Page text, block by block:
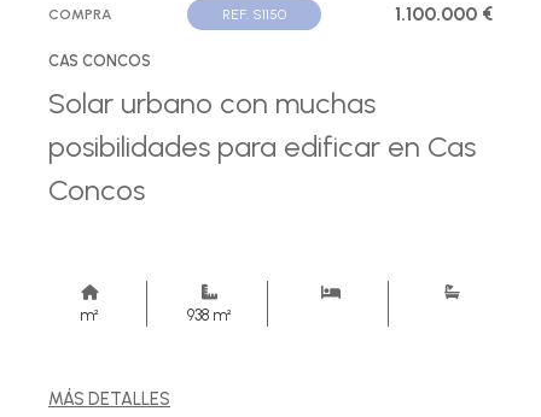
COMPRA REF. S1150 1.100.000 €
CAS CONCOS
Solar urbano con muchas
posibilidades para edificar en Cas
Concos
m² 938 m²
MÁS DETALLES